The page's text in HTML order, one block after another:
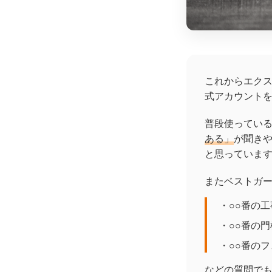
これからエク
式アカウント
普段使ってい
ある」が聞き
と思っていま
またベストガ
・○○番の
・○○番の
・○○番の